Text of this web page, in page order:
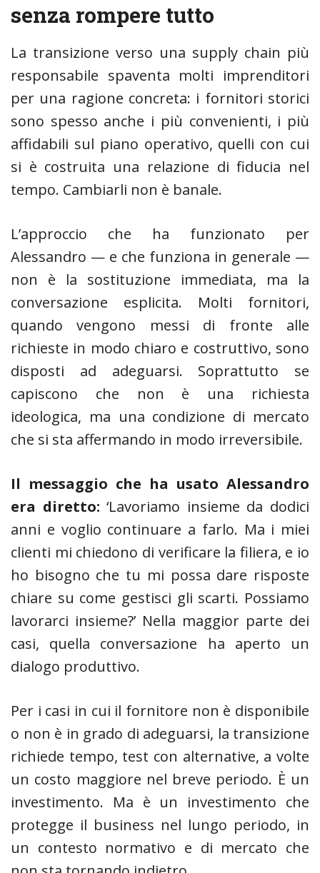
senza rompere tutto
La transizione verso una supply chain più
responsabile spaventa molti imprenditori
per una ragione concreta: i fornitori storici
sono spesso anche i più convenienti, i più
affidabili sul piano operativo, quelli con cui
si è costruita una relazione di fiducia nel
tempo. Cambiarli non è banale.
L’approccio che ha funzionato per
Alessandro — e che funziona in generale —
non è la sostituzione immediata, ma la
conversazione esplicita. Molti fornitori,
quando vengono messi di fronte alle
richieste in modo chiaro e costruttivo, sono
disposti ad adeguarsi. Soprattutto se
capiscono che non è una richiesta
ideologica, ma una condizione di mercato
che si sta affermando in modo irreversibile.
Il messaggio che ha usato Alessandro
era diretto:‘Lavoriamo insieme da dodici
anni e voglio continuare a farlo. Ma i miei
clienti mi chiedono di verificare la filiera, e io
ho bisogno che tu mi possa dare risposte
chiare su come gestisci gli scarti. Possiamo
lavorarci insieme?’ Nella maggior parte dei
casi, quella conversazione ha aperto un
dialogo produttivo.
Per i casi in cui il fornitore non è disponibile
o non è in grado di adeguarsi, la transizione
richiede tempo, test con alternative, a volte
un costo maggiore nel breve periodo. È un
investimento. Ma è un investimento che
protegge il business nel lungo periodo, in
un contesto normativo e di mercato che